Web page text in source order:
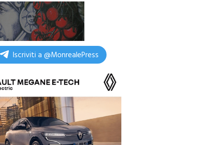
Iscriviti a @MonrealePress